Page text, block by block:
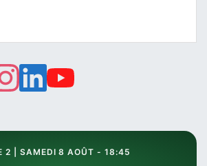
2 | SAMEDI 8 AOÛT - 18:45